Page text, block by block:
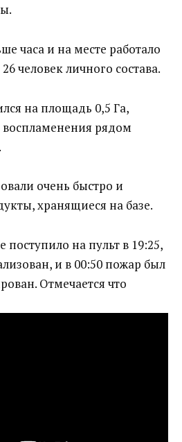
часа и на месте работало
человек личного состава.
на площадь 0,5 Га,
рядом
очень быстро и
хранящиеся на базе.
на пульт в 19:25,
и в 00:50 пожар был
Отмечается что